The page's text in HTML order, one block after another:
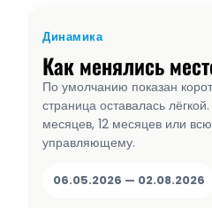
Динамика
Как менялись
По умолчанию показан
страница оставалась
месяцев, 12 месяцев или
управляющему.
06.05.2026 — 02.08.2026